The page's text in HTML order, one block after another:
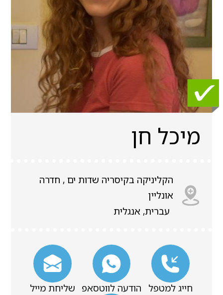
מיכל חן
הקליניקה בקיסריה שדות ים , חדרה
אונליין
עברית, אנגלית
חייג למטפל הודעה לווטסאפ שליחת מייל